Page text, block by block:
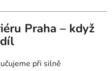
Praha – když
při silně